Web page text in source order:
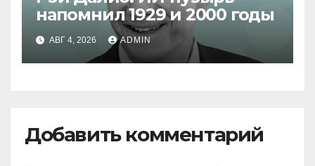
напомнил 1929 и 2000 годы
АВГ 4, 2026 ADMIN
Добавить комментарий